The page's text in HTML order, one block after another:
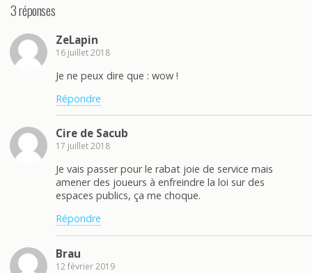
3 réponses
ZeLapin
16 juillet 2018
Je ne peux dire que : wow !
Répondre
Cire de Sacub
17 juillet 2018
Je vais passer pour le rabat joie de service mais
amener des joueurs à enfreindre la loi sur des
espaces publics, ça me choque.
Répondre
Brau
12 février 2019